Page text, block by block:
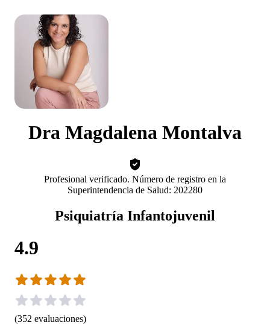
Dra Magdalena Montalva
Profesional verificado. Número de registro en la
Superintendencia de Salud: 202280
Psiquiatría Infantojuvenil
4.9
(352 evaluaciones)